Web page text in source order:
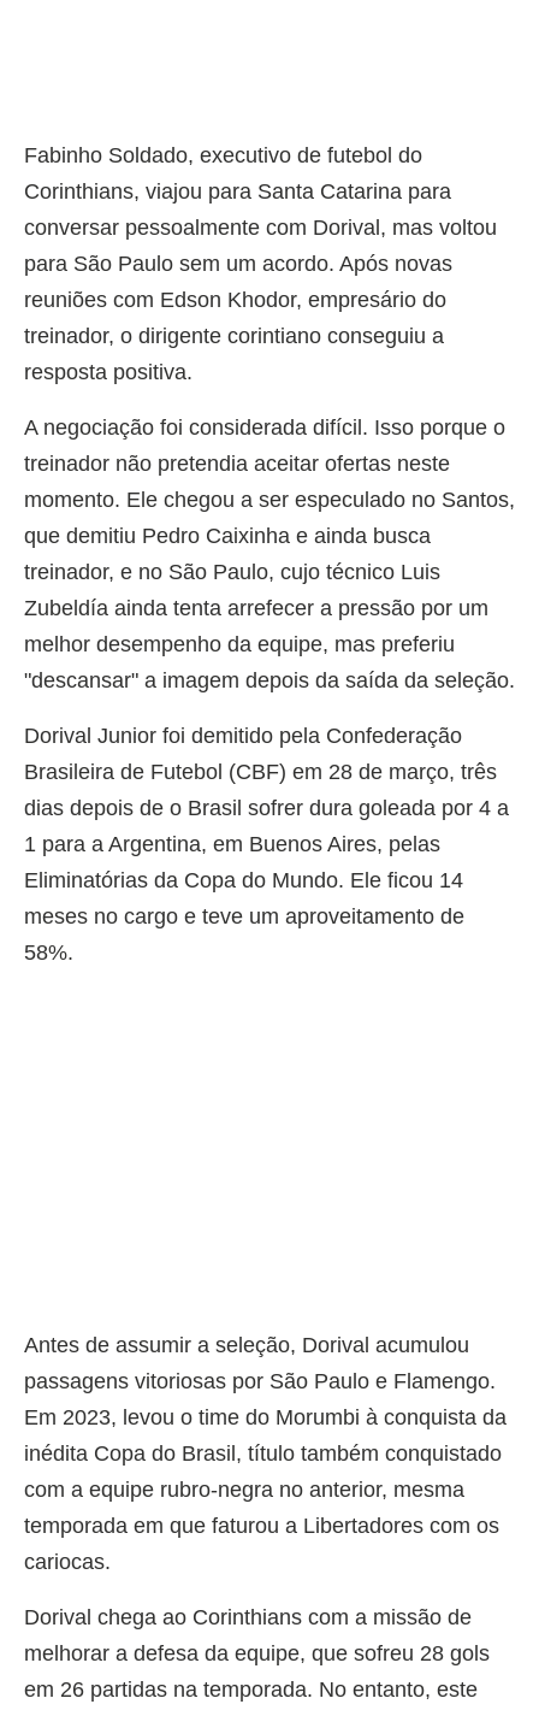
Fabinho Soldado, executivo de futebol do
Corinthians, viajou para Santa Catarina para
conversar pessoalmente com Dorival, mas voltou
para São Paulo sem um acordo. Após novas
reuniões com Edson Khodor, empresário do
treinador, o dirigente corintiano conseguiu a
resposta positiva.
A negociação foi considerada difícil. Isso porque o
treinador não pretendia aceitar ofertas neste
momento. Ele chegou a ser especulado no Santos,
que demitiu Pedro Caixinha e ainda busca
treinador, e no São Paulo, cujo técnico Luis
Zubeldía ainda tenta arrefecer a pressão por um
melhor desempenho da equipe, mas preferiu
"descansar" a imagem depois da saída da seleção.
Dorival Junior foi demitido pela Confederação
Brasileira de Futebol (CBF) em 28 de março, três
dias depois de o Brasil sofrer dura goleada por 4 a
1 para a Argentina, em Buenos Aires, pelas
Eliminatórias da Copa do Mundo. Ele ficou 14
meses no cargo e teve um aproveitamento de
58%.
Antes de assumir a seleção, Dorival acumulou
passagens vitoriosas por São Paulo e Flamengo.
Em 2023, levou o time do Morumbi à conquista da
inédita Copa do Brasil, título também conquistado
com a equipe rubro-negra no anterior, mesma
temporada em que faturou a Libertadores com os
cariocas.
Dorival chega ao Corinthians com a missão de
melhorar a defesa da equipe, que sofreu 28 gols
em 26 partidas na temporada. No entanto, este